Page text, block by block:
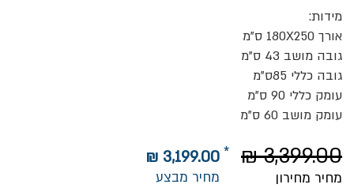
מידות:
אורך 180X250 ס"מ
גובה מושב 43 ס"מ
גובה כללי 85ס"מ
עומק כללי 90 ס"מ
עומק מושב 60 ס"מ
מחיר מבצע
3,199.00 ₪
מחיר מחירון
3,399.00 ₪